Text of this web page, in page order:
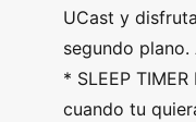
UCast y
segundo
* SLEEP
cuando tu